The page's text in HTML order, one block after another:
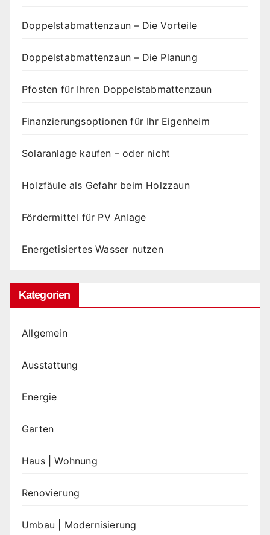
Doppelstabmattenzaun – Die Vorteile
Doppelstabmattenzaun – Die Planung
Pfosten für Ihren Doppelstabmattenzaun
Finanzierungsoptionen für Ihr Eigenheim
Solaranlage kaufen – oder nicht
Holzfäule als Gefahr beim Holzzaun
Fördermittel für PV Anlage
Energetisiertes Wasser nutzen
Kategorien
Allgemein
Ausstattung
Energie
Garten
Haus | Wohnung
Renovierung
Umbau | Modernisierung